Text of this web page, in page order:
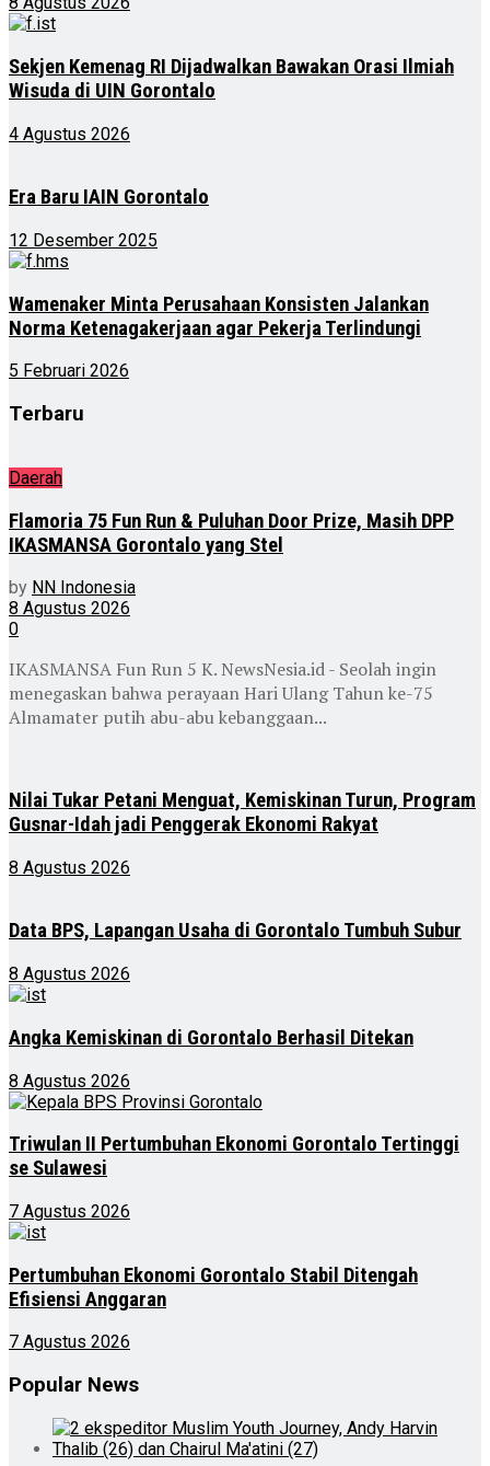
Sekjen Kemenag RI Dijadwalkan Bawakan Orasi Ilmiah
Wisuda di UIN Gorontalo
4 Agustus 2026
Era Baru IAIN Gorontalo
12 Desember 2025
Wamenaker Minta Perusahaan Konsisten Jalankan
Norma Ketenagakerjaan agar Pekerja Terlindungi
5 Februari 2026
Terbaru
Daerah
Flamoria 75 Fun Run & Puluhan Door Prize, Masih DPP
IKASMANSA Gorontalo yang Stel
by NN Indonesia
8 Agustus 2026
0
IKASMANSA Fun Run 5 K. NewsNesia.id - Seolah ingin
menegaskan bahwa perayaan Hari Ulang Tahun ke-75
Almamater putih abu-abu kebanggaan...
Nilai Tukar Petani Menguat, Kemiskinan Turun, Program
Gusnar-Idah jadi Penggerak Ekonomi Rakyat
8 Agustus 2026
Data BPS, Lapangan Usaha di Gorontalo Tumbuh Subur
8 Agustus 2026
Angka Kemiskinan di Gorontalo Berhasil Ditekan
8 Agustus 2026
Triwulan II Pertumbuhan Ekonomi Gorontalo Tertinggi
se Sulawesi
7 Agustus 2026
Pertumbuhan Ekonomi Gorontalo Stabil Ditengah
Efisiensi Anggaran
7 Agustus 2026
Popular News